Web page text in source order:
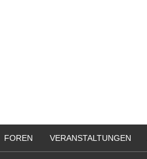
FOREN VERANSTALTUNGEN